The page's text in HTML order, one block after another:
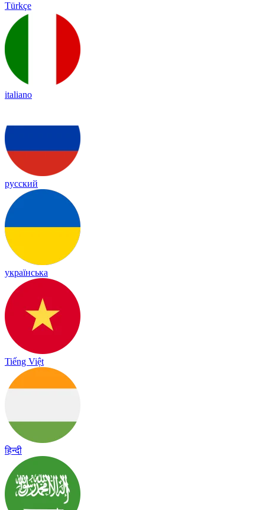
Türkçe
italiano
русский
українська
Tiếng Việt
हिन्दी